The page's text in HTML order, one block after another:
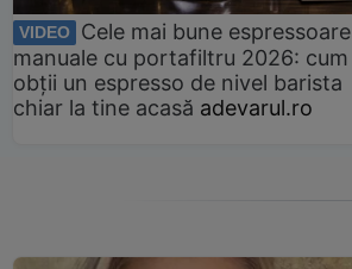
VIDEO
Cele mai bune espressoare
manuale cu portafiltru 2026: cum
obții un espresso de nivel barista
chiar la tine acasă adevarul.ro